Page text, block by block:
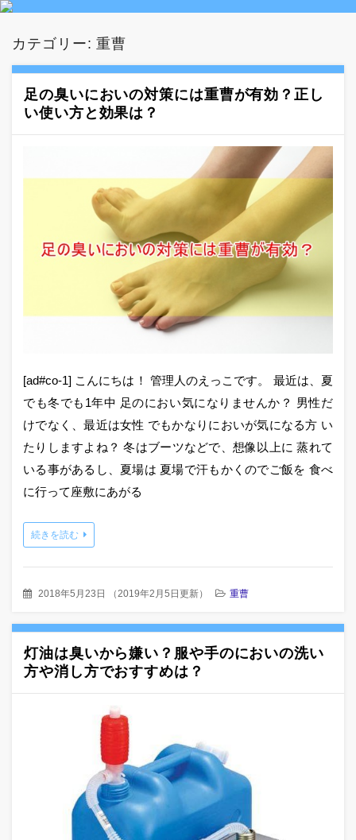
カテゴリー:重曹
足の臭いにおいの対策には重曹が有効？正し
い使い方と効果は？
[ad#co-1] こんにちは！ 管理人のえっこです。 最近は、夏
でも冬でも1年中 足のにおい気になりませんか？ 男性だ
けでなく、最近は女性 でもかなりにおいが気になる方 い
たりしますよね？ 冬はブーツなどで、想像以上に 蒸れて
いる事があるし、夏場は 夏場で汗もかくのでご飯を 食べ
に行って座敷にあがる
続きを読む
2018年5月23日 （ 2019年2月5日更新） 重曹
灯油は臭いから嫌い？服や手のにおいの洗い
方や消し方でおすすめは？